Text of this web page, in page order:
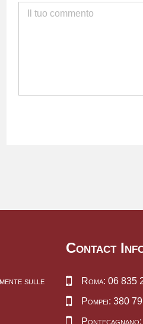
sulle
Contact
Roma: 06 835
Pompei: 380